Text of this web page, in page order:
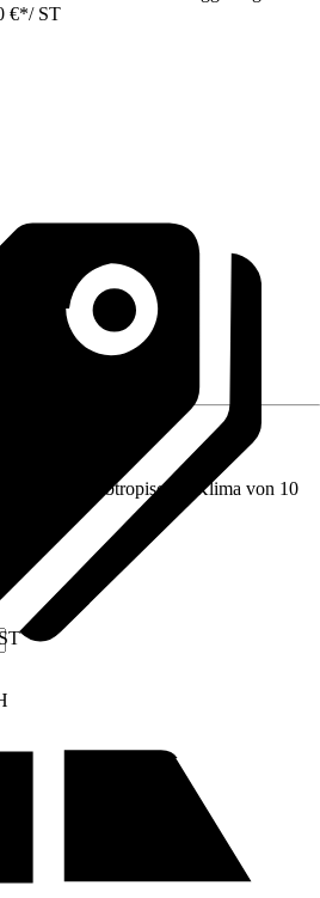
€*/ ST
erweitertes subtropisches Klima von 10